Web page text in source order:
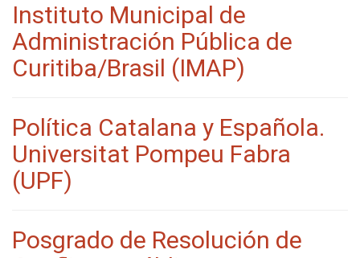
Instituto Municipal de
Administración Pública de
Curitiba/Brasil (IMAP)
Política Catalana y Española.
Universitat Pompeu Fabra
(UPF)
Posgrado de Resolución de